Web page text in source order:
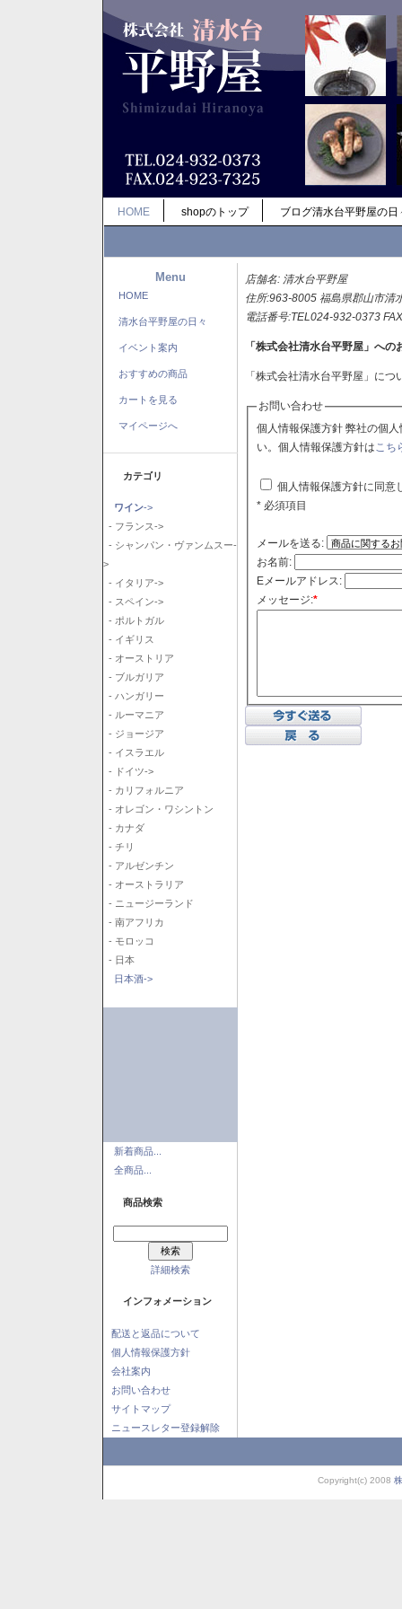
HOME shopのトップ ブログ清水台平野屋の日
Menu
HOME
清水台平野屋の日々
イベント案内
おすすめの商品
カートを見る
マイページへ
カテゴリ
ワイン->
- フランス->
- シャンパン・ヴァンムスー-
>
- イタリア->
- スペイン->
- ポルトガル
- イギリス
- オーストリア
- ブルガリア
- ハンガリー
- ルーマニア
- ジョージア
- イスラエル
- ドイツ->
- カリフォルニア
- オレゴン・ワシントン
- カナダ
- チリ
- アルゼンチン
- オーストラリア
- ニュージーランド
- 南アフリカ
- モロッコ
- 日本
日本酒->
新着商品...
全商品...
商品検索
詳細検索
インフォメーション
配送と返品について
個人情報保護方針
会社案内
お問い合わせ
サイトマップ
ニュースレター登録解除
店舗名: 清水台平野屋
住所:963-8005 福島県郡山市清
電話番号:TEL024-932-0373
「株式会社清水台平野屋」への
「株式会社清水台平野屋」に
お問い合わせ
個人情報保護方針 弊社の個人情報保護方針に同意される場合はチェックボックスをクリックしてくださ
い。個人情報保護方針はこち
個人情報保護方針に同意
* 必須項目
メールを送る:
お名前:
Eメールアドレス:
メッセージ:*
Copyright(c) 2008